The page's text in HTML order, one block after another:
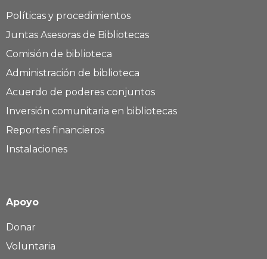
Políticas y procedimientos
Juntas Asesoras de Bibliotecas
Comisión de biblioteca
Administración de biblioteca
Acuerdo de poderes conjuntos
Inversión comunitaria en bibliotecas
Reportes financieros
Instalaciones
Apoyo
Donar
Voluntaria